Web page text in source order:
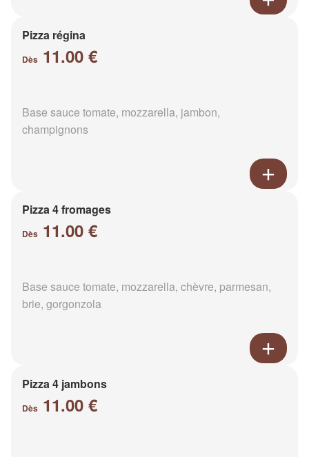
Pizza régina
Dès 11.00 €
Base sauce tomate, mozzarella, jambon,
champignons
Pizza 4 fromages
Dès 11.00 €
Base sauce tomate, mozzarella, chèvre, parmesan,
brie, gorgonzola
Pizza 4 jambons
Dès 11.00 €